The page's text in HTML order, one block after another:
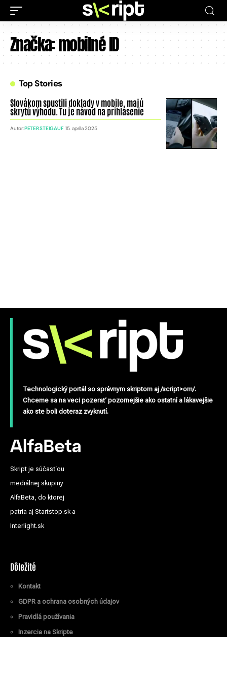
Značka:mobilné ID
Top Stories
Slovákom spustili doklady v mobile, majú
skrytú výhodu. Tu je návod na prihlásenie
Autor:PETER STEIGAUF 15. apríla 2025
Technologický portál so správnym skriptom aj /script>om/.
Chceme sa na veci pozerať pozornejšie ako ostatní a lákavejšie
ako ste boli doteraz zvyknutí.
Skript je súčasťou
mediálnej skupiny
AlfaBeta, do ktorej
patria aj Startstop.sk a
Interlight.sk
Dôležité
Kontakt
GDPR a ochrana osobných údajov
Pravidlá používania
Inzercia na Skripte